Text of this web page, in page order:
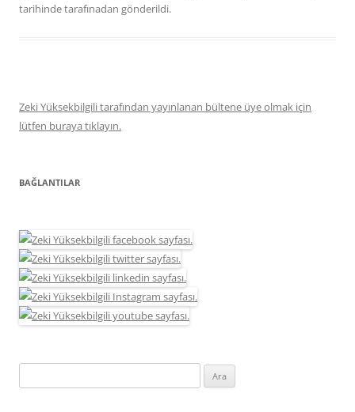
tarihindetarafınadan gönderildi.
Zeki Yüksekbilgili tarafından yayınlanan bültene üye olmak için
lütfen buraya tıklayın.
BAĞLANTILAR